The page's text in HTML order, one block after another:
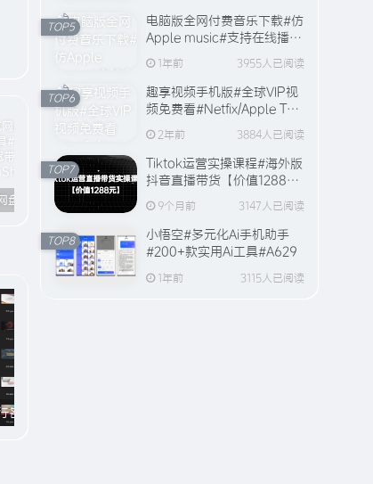
趣享官方网站「FunShare · 趣享」已上线（附网站功能介绍）
电脑版全网付费音乐下载#仿
Apple music#支持在线播放
与缓存#A631
1年前 3955人已阅读
TOP5
趣享视频手机版#全球VIP视
频免费看#Netfix/Apple TV
全站视频资源【20万+片
源】
2年前 3884人已阅读
TOP6
Tiktok运营实操课程#海外版
抖音直播带货【价值1288
元】#A594
9个月前 3147人已阅读
TOP7
小悟空#多元化Ai手机助手
#200+款实用Ai工具#A629
1年前 3115人已阅读
TOP8